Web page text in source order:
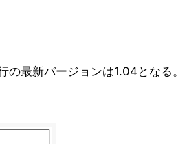
最新バージョンは1.04となる。